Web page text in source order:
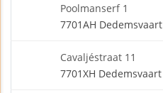
Poolmanserf 1
7701AH Dedemsvaart
Cavaljéstraat 11
7701XH Dedemsvaart